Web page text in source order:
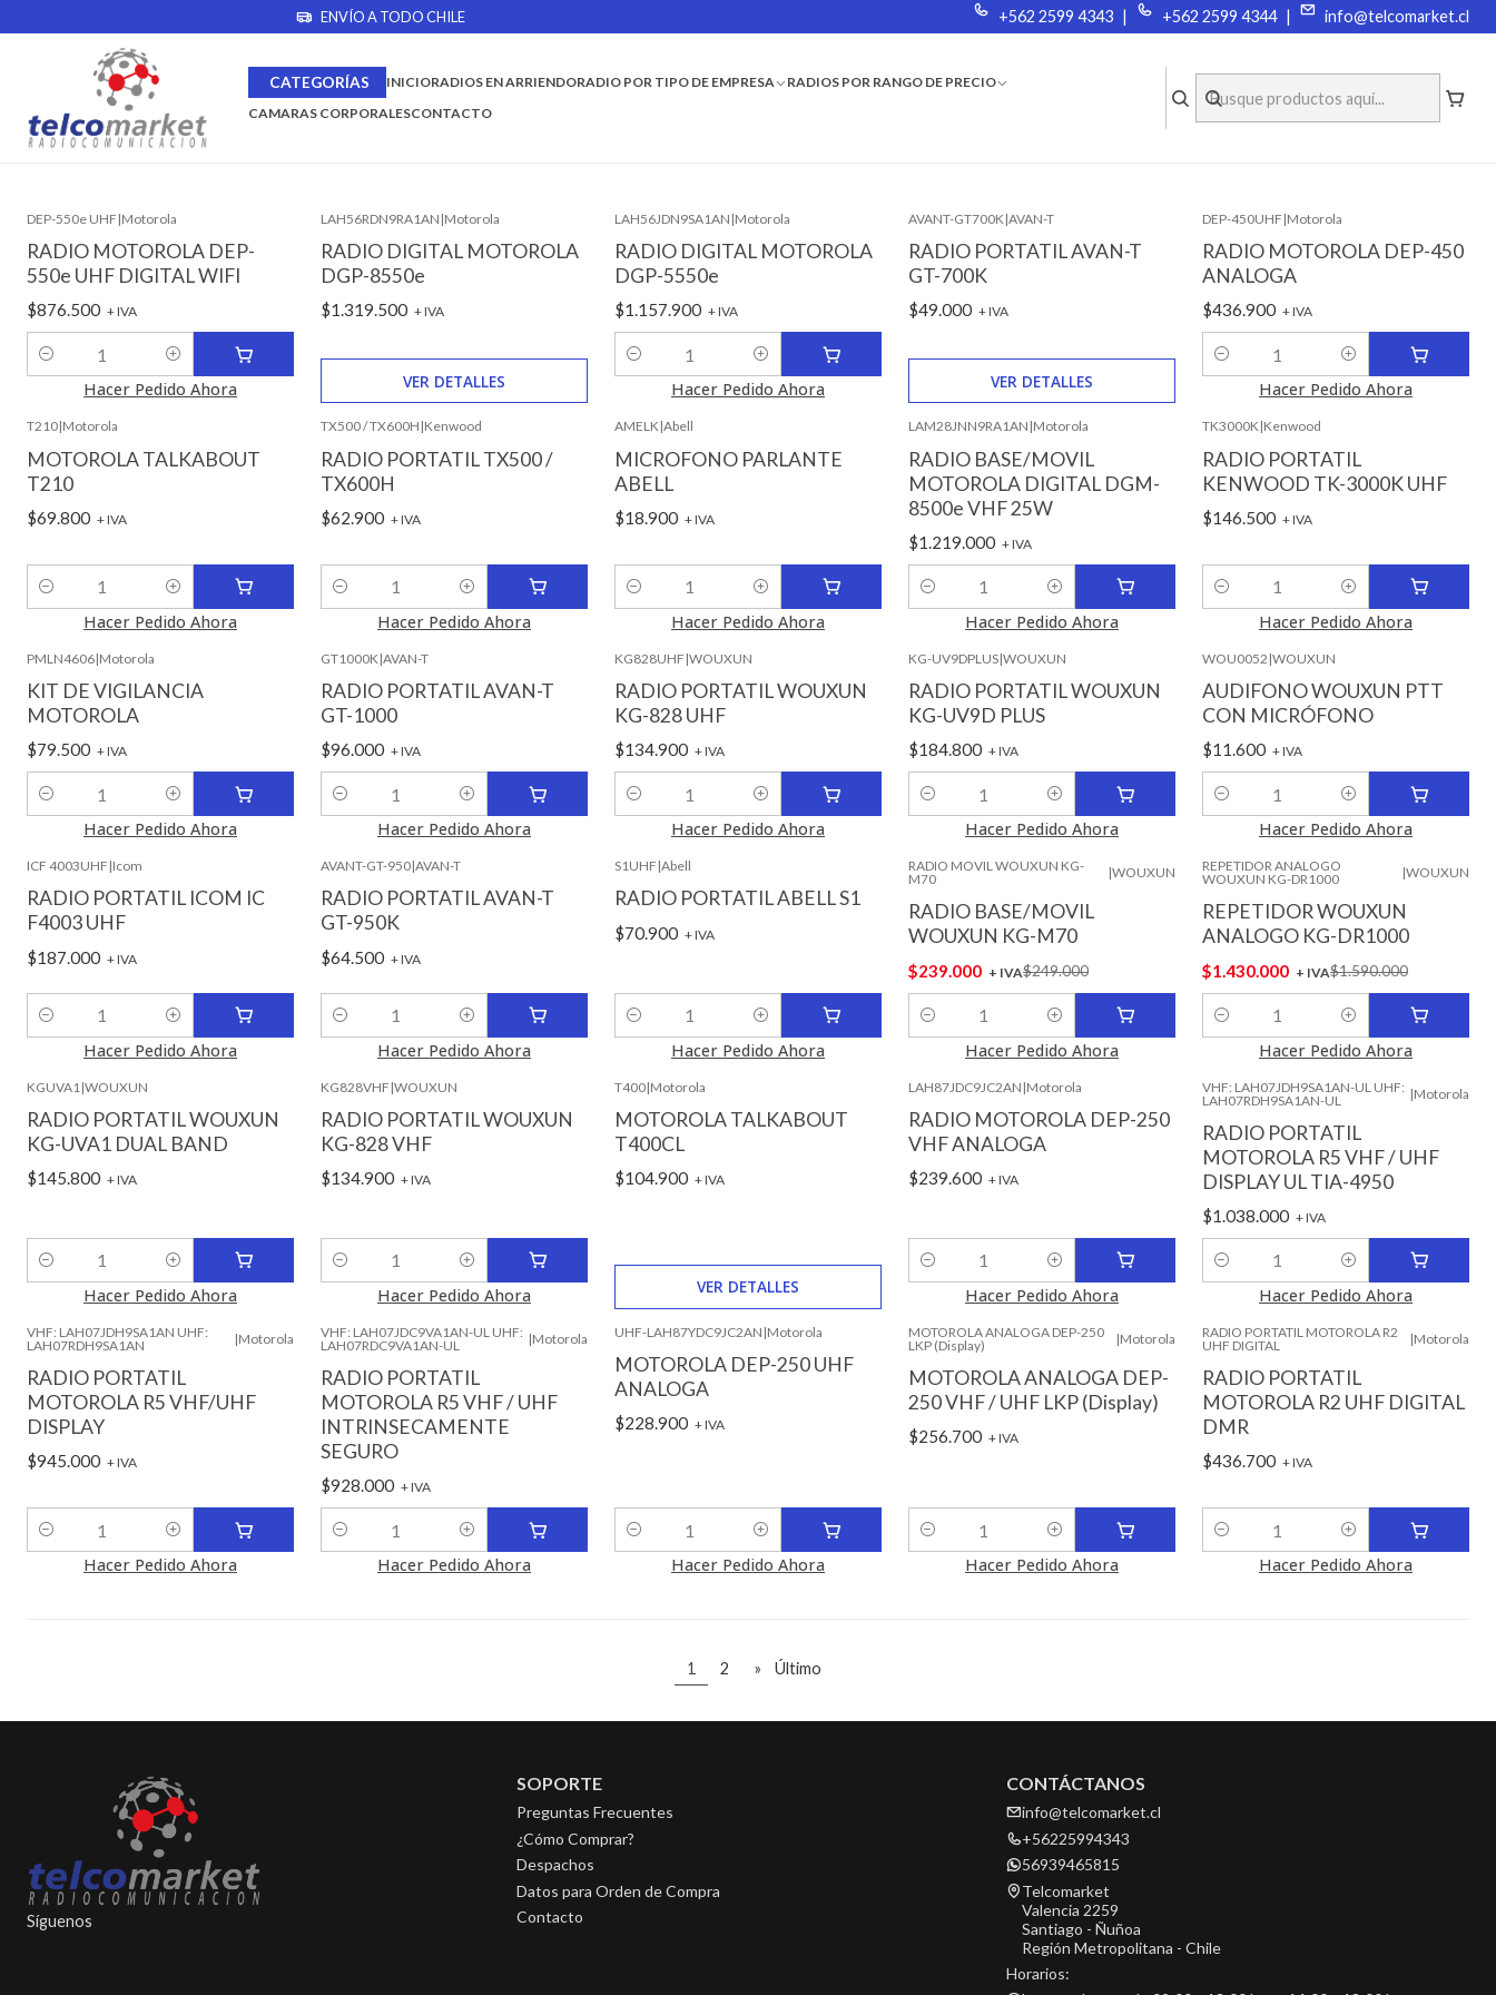
CATEGORÍAS INICIORADIOS EN ARRIENDORADIO POR TIPO DE EMPRESA
RADIOS POR RANGO DE PRECIO
CAMARAS CORPORALESCONTACTO
ENVÍO A TODO CHILE COMPRA O ARRIENDA EQUIPOS
+562 2599 4343 | +562 2599 4344 | info@telcomarket.cl
Radio por tipo de Empresa FILTROS
DEP-550e UHF |Motorola
RADIO MOTOROLA DEP-
550e UHF DIGITAL WIFI
$876.500 + IVA
Cantidad
Hacer Pedido Ahora
LAH56RDN9RA1AN |Motorola
RADIO DIGITAL MOTOROLA
DGP-8550e
$1.319.500 + IVA
VER DETALLES
LAH56JDN9SA1AN |Motorola
RADIO DIGITAL MOTOROLA
DGP-5550e
$1.157.900 + IVA
Cantidad
Hacer Pedido Ahora
AVANT-GT700K|AVAN-T
RADIO PORTATIL AVAN-T
GT-700K
$49.000 + IVA
VER DETALLES
DEP-450UHF |Motorola
RADIO MOTOROLA DEP-450
ANALOGA
$436.900 + IVA
Cantidad
Hacer Pedido Ahora
T210|Motorola
MOTOROLA TALKABOUT
T210
$69.800 + IVA
Cantidad
Hacer Pedido Ahora
TX500 / TX600H |Kenwood
RADIO PORTATIL TX500 /
TX600H
$62.900 + IVA
Cantidad
Hacer Pedido Ahora
AMELK|Abell
MICROFONO PARLANTE
ABELL
$18.900 + IVA
Cantidad
Hacer Pedido Ahora
LAM28JNN9RA1AN |Motorola
RADIO BASE/MOVIL
MOTOROLA DIGITAL DGM-
8500e VHF 25W
$1.219.000 + IVA
Cantidad
Hacer Pedido Ahora
TK3000K|Kenwood
RADIO PORTATIL
KENWOOD TK-3000K UHF
$146.500 + IVA
Cantidad
Hacer Pedido Ahora
PMLN4606|Motorola
KIT DE VIGILANCIA
MOTOROLA
$79.500 + IVA
Cantidad
Hacer Pedido Ahora
GT1000K |AVAN-T
RADIO PORTATIL AVAN-T
GT-1000
$96.000 + IVA
Cantidad
Hacer Pedido Ahora
KG828UHF |WOUXUN
RADIO PORTATIL WOUXUN
KG-828 UHF
$134.900 + IVA
Cantidad
Hacer Pedido Ahora
KG-UV9DPLUS|WOUXUN
RADIO PORTATIL WOUXUN
KG-UV9D PLUS
$184.800 + IVA
Cantidad
Hacer Pedido Ahora
WOU0052 |WOUXUN
AUDIFONO WOUXUN PTT
CON MICRÓFONO
$11.600 + IVA
Cantidad
Hacer Pedido Ahora
ICF 4003UHF |Icom
RADIO PORTATIL ICOM IC
F4003 UHF
$187.000 + IVA
Cantidad
Hacer Pedido Ahora
AVANT-GT-950|AVAN-T
RADIO PORTATIL AVAN-T
GT-950K
$64.500 + IVA
Cantidad
Hacer Pedido Ahora
S1UHF |Abell
RADIO PORTATIL ABELL S1
$70.900 + IVA
Cantidad
Hacer Pedido Ahora
RADIO MOVIL WOUXUN KG-
M70
|WOUXUN
RADIO BASE/MOVIL
WOUXUN KG-M70
$239.000 + IVA$249.000
Cantidad
Hacer Pedido Ahora
REPETIDOR ANALOGO
WOUXUN KG-DR1000
|WOUXUN
REPETIDOR WOUXUN
ANALOGO KG-DR1000
$1.430.000 + IVA$1.590.000
Cantidad
Hacer Pedido Ahora
KGUVA1 |WOUXUN
RADIO PORTATIL WOUXUN
KG-UVA1 DUAL BAND
$145.800 + IVA
Cantidad
Hacer Pedido Ahora
KG828VHF |WOUXUN
RADIO PORTATIL WOUXUN
KG-828 VHF
$134.900 + IVA
Cantidad
Hacer Pedido Ahora
T400|Motorola
MOTOROLA TALKABOUT
T400CL
$104.900 + IVA
VER DETALLES
LAH87JDC9JC2AN |Motorola
RADIO MOTOROLA DEP-250
VHF ANALOGA
$239.600 + IVA
Cantidad
Hacer Pedido Ahora
VHF: LAH07JDH9SA1AN-UL UHF:
LAH07RDH9SA1AN-UL
|Motorola
RADIO PORTATIL
MOTOROLA R5 VHF / UHF
DISPLAY UL TIA-4950
$1.038.000 + IVA
Cantidad
Hacer Pedido Ahora
VHF: LAH07JDH9SA1AN UHF:
LAH07RDH9SA1AN
|Motorola
RADIO PORTATIL
MOTOROLA R5 VHF/UHF
DISPLAY
$945.000 + IVA
Cantidad
Hacer Pedido Ahora
VHF: LAH07JDC9VA1AN-UL UHF:
LAH07RDC9VA1AN-UL
|Motorola
RADIO PORTATIL
MOTOROLA R5 VHF / UHF
INTRINSECAMENTE
SEGURO
$928.000 + IVA
Cantidad
Hacer Pedido Ahora
UHF-LAH87YDC9JC2AN |Motorola
MOTOROLA DEP-250 UHF
ANALOGA
$228.900 + IVA
Cantidad
Hacer Pedido Ahora
MOTOROLA ANALOGA DEP-250
LKP (Display)
|Motorola
MOTOROLA ANALOGA DEP-
250 VHF / UHF LKP (Display)
$256.700 + IVA
Cantidad
Hacer Pedido Ahora
RADIO PORTATIL MOTOROLA R2
UHF DIGITAL
|Motorola
RADIO PORTATIL
MOTOROLA R2 UHF DIGITAL
DMR
$436.700 + IVA
Cantidad
Hacer Pedido Ahora
1 2 » Último
Síguenos
SOPORTE
Preguntas Frecuentes
¿Cómo Comprar?
Despachos
Datos para Orden de Compra
Contacto
CONTÁCTANOS
info@telcomarket.cl
+56225994343
56939465815
Telcomarket
Valencia 2259
Santiago - Ñuñoa
Región Metropolitana - Chile
Horarios: